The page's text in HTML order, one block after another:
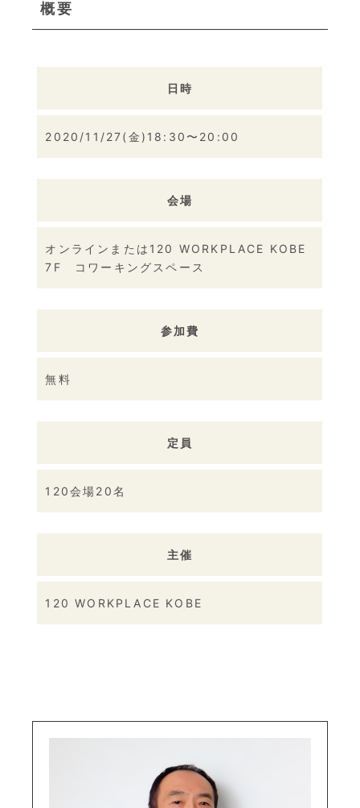
概要
日時
2020/11/27(金)18:30〜20:00
会場
オンラインまたは120 WORKPLACE KOBE
7F コワーキングスペース
参加費
無料
定員
120会場20名
主催
120 WORKPLACE KOBE